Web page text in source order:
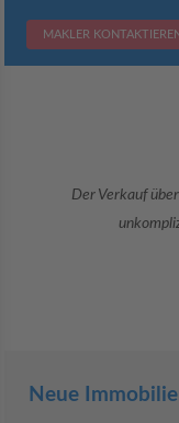
MAKLER KONTAKTIEREN
Der Verkauf
Neue